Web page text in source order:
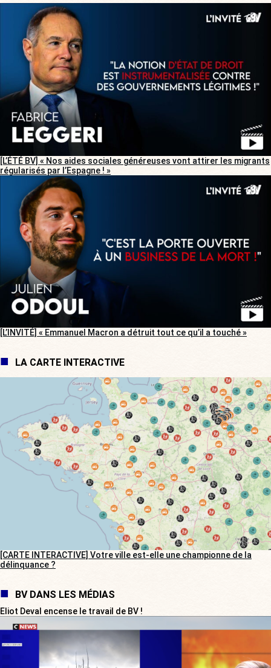
[L’ÉTÉ BV] « Nos aides sociales généreuses vont attirer les migrants
régularisés par l’Espagne ! »
[L’INVITÉ] « Emmanuel Macron a détruit tout ce qu’il a touché »
LA CARTE INTERACTIVE
[CARTE INTERACTIVE] Votre ville est-elle une championne de la
délinquance ?
BV DANS LES MÉDIAS
Eliot Deval encense le travail de BV !